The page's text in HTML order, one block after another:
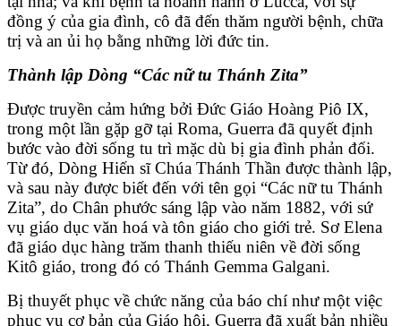
đồng ý của gia đình, cô đã đến thăm người bệnh, chữa
trị và an ủi họ bằng những lời đức tin.
Thành lập Dòng “Các nữ tu Thánh Zita”
Được truyền cảm hứng bởi Đức Giáo Hoàng Piô IX,
trong một lần gặp gỡ tại Roma, Guerra đã quyết định
bước vào đời sống tu trì mặc dù bị gia đình phản đối.
Từ đó, Dòng Hiến sĩ Chúa Thánh Thần được thành lập,
và sau này được biết đến với tên gọi “Các nữ tu Thánh
Zita”, do Chân phước sáng lập vào năm 1882, với sứ
vụ giáo dục văn hoá và tôn giáo cho giới trẻ. Sơ Elena
đã giáo dục hàng trăm thanh thiếu niên về đời sống
Kitô giáo, trong đó có Thánh Gemma Galgani.
Bị thuyết phục về chức năng của báo chí như một việc
phục vụ cơ bản của Giáo hội, Guerra đã xuất bản nhiều